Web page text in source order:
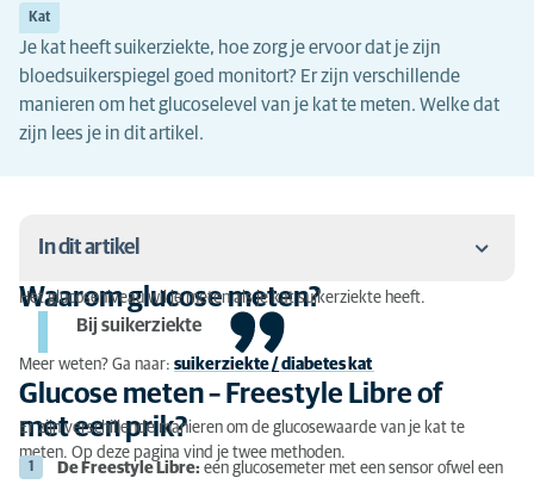
Kat
Je kat heeft suikerziekte, hoe zorg je ervoor dat je zijn
bloedsuikerspiegel goed monitort? Er zijn verschillende
manieren om het glucoselevel van je kat te meten. Welke dat
zijn lees je in dit artikel.
In dit artikel
Waarom glucose meten?
Glucose meten – Freestyle Libre of met een prik?
1. De Freestyle Libre bij katten
2. Alternatieven voor de Freestyle Libre
Waarom glucose meten?
Het glucoseniveau wil je meten als je kat suikerziekte heeft.
Bij suikerziekte
Meer weten? Ga naar: suikerziekte/ diabetes kat
Glucose meten – Freestyle Libre of
met een prik?
Er zijn verschillende manieren om de glucosewaarde van je kat te
meten. Op deze pagina vind je twee methoden.
De Freestyle Libre: een glucosemeter met een sensor ofwel een